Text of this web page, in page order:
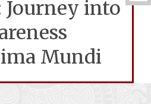
into
Mundi